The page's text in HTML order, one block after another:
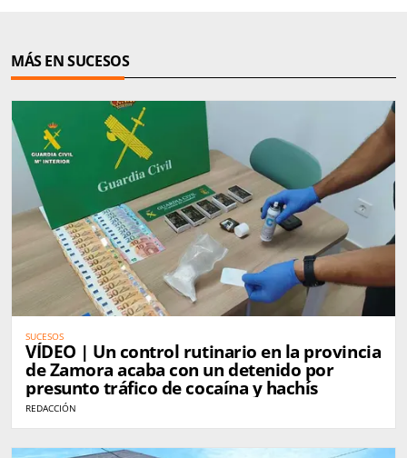
MÁS EN SUCESOS
SUCESOS
VÍDEO | Un control rutinario en la provincia
de Zamora acaba con un detenido por
presunto tráfico de cocaína y hachís
REDACCIÓN